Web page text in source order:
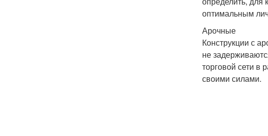
оптимальным
Арочные
Конструкции с
не
торговой сети в
своими силами.